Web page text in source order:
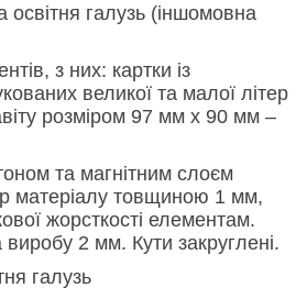
освітня галузь (іншомовна
з них: картки із
великої та малої літер
розміром 97 мм x 90 мм –
та магнітним слоєм
матеріалу товщиною 1 мм,
жорсткості елементам.
виробу 2 мм. Кути закруглені.
галузь